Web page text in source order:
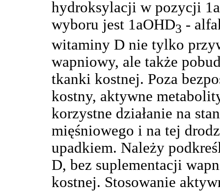
hydroksylacji w pozycji
wyboru jest 1aOHD3 -
witaminy D nie tylko
wapniowy, ale także
tkanki kostnej. Poza
kostny, aktywne
korzystne działanie na
mięśniowego i na tej
upadkiem. Należy
D, bez suplementacji
kostnej. Stosowanie